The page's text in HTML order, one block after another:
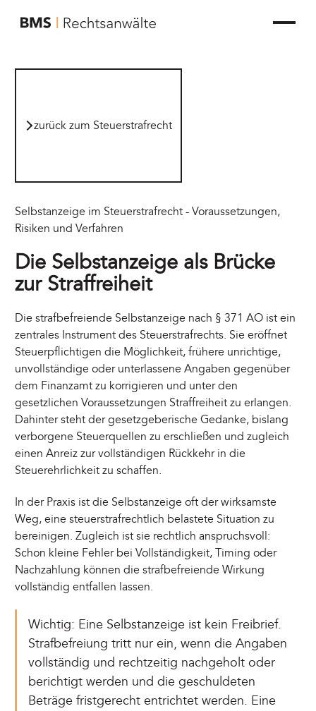
zur Startseite von BMS Rechtsanwälte
zurück zum Steuerstrafrecht
Selbstanzeige im Steuerstrafrecht - Voraussetzungen,
Risiken und Verfahren
Die Selbstanzeige als Brücke
zur Straffreiheit
Die strafbefreiende Selbstanzeige nach § 371 AO ist ein
zentrales Instrument des Steuerstrafrechts. Sie eröffnet
Steuerpflichtigen die Möglichkeit, frühere unrichtige,
unvollständige oder unterlassene Angaben gegenüber
dem Finanzamt zu korrigieren und unter den
gesetzlichen Voraussetzungen Straffreiheit zu erlangen.
Dahinter steht der gesetzgeberische Gedanke, bislang
verborgene Steuerquellen zu erschließen und zugleich
einen Anreiz zur vollständigen Rückkehr in die
Steuerehrlichkeit zu schaffen.
In der Praxis ist die Selbstanzeige oft der wirksamste
Weg, eine steuerstrafrechtlich belastete Situation zu
bereinigen. Zugleich ist sie rechtlich anspruchsvoll:
Schon kleine Fehler bei Vollständigkeit, Timing oder
Nachzahlung können die strafbefreiende Wirkung
vollständig entfallen lassen.
Wichtig: Eine Selbstanzeige ist kein Freibrief.
Strafbefreiung tritt nur ein, wenn die Angaben
vollständig und rechtzeitig nachgeholt oder
berichtigt werden und die geschuldeten
Beträge fristgerecht entrichtet werden. Eine